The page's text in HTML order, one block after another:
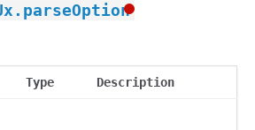
Type Description